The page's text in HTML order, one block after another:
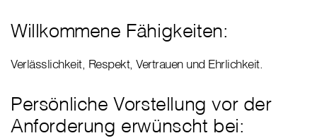
Willkommene Fähigkeiten:
Verlässlichkeit, Respekt, Vertrauen und Ehrlichkeit.
Persönliche Vorstellung vor der
Anforderung erwünscht bei: